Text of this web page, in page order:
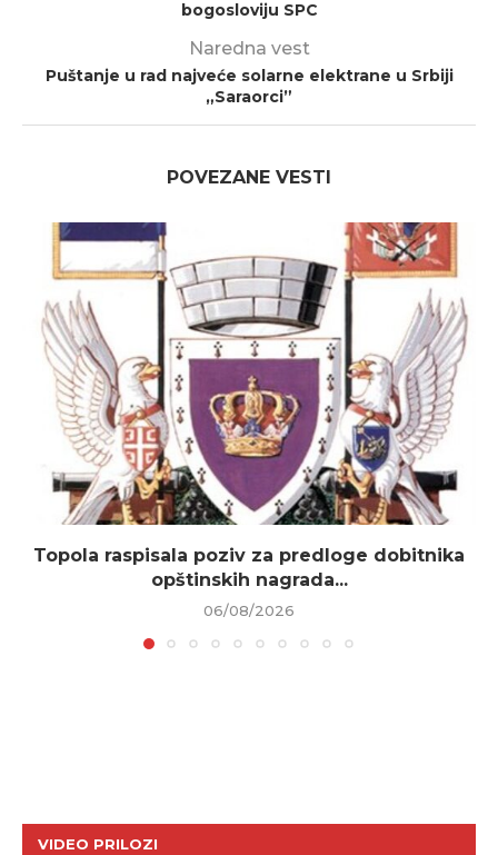
bogosloviju SPC
Naredna vest
Puštanje u rad najveće solarne elektrane u Srbiji
„Saraorci”
POVEZANE VESTI
Topola raspisala poziv za predloge dobitnika
opštinskih nagrada...
06/08/2026
VIDEO PRILOZI